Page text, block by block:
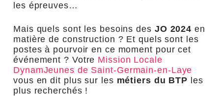
les épreuves…
Mais quels sont les besoins des JO 2024 en
matière de construction ? Et quels sont les
postes à pourvoir en ce moment pour cet
événement ? Votre Mission Locale
DynamJeunes de Saint-Germain-en-Laye
vous en dit plus sur les métiers du BTP les
plus recherchés !